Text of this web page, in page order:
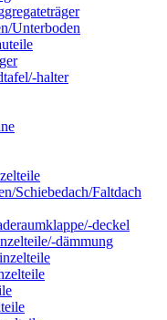
Unterboden
halter
Schiebedach/Faltdach
deckel
dämmung